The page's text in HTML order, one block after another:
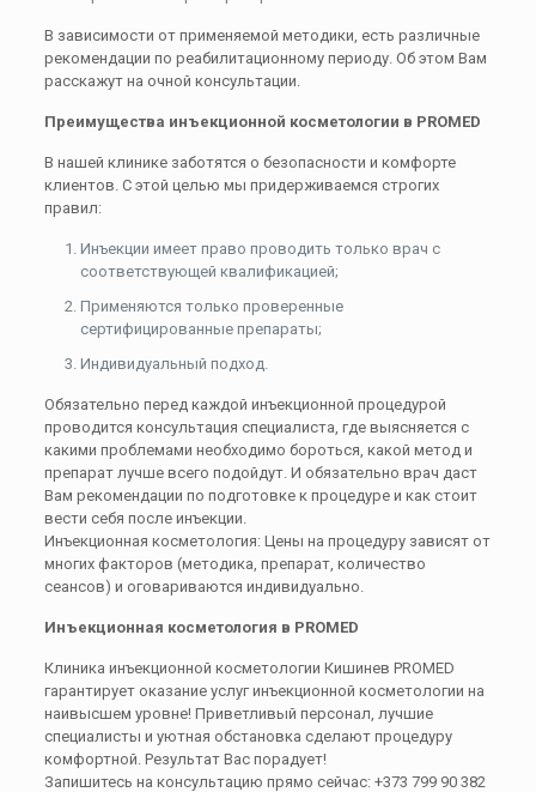
В зависимости от применяемой методики, есть различные
рекомендации по реабилитационному периоду. Об этом Вам
расскажут на очной консультации.
Преимущества инъекционной косметологии в PROMED
В нашей клинике заботятся о безопасности и комфорте
клиентов. С этой целью мы придерживаемся строгих
правил:
Инъекции имеет право проводить только врач с
соответствующей квалификацией;
Применяются только проверенные
сертифицированные препараты;
Индивидуальный подход.
Обязательно перед каждой инъекционной процедурой
проводится консультация специалиста, где выясняется с
какими проблемами необходимо бороться, какой метод и
препарат лучше всего подойдут. И обязательно врач даст
Вам рекомендации по подготовке к процедуре и как стоит
вести себя после инъекции.
Инъекционная косметология: Цены на процедуру зависят от
многих факторов (методика, препарат, количество
сеансов) и оговариваются индивидуально.
Инъекционная косметология в PROMED
Клиника инъекционной косметологии Кишинев PROMED
гарантирует оказание услуг инъекционной косметологии на
наивысшем уровне! Приветливый персонал, лучшие
специалисты и уютная обстановка сделают процедуру
комфортной. Результат Вас порадует!
Запишитесь на консультацию прямо сейчас: +373 799 90 382